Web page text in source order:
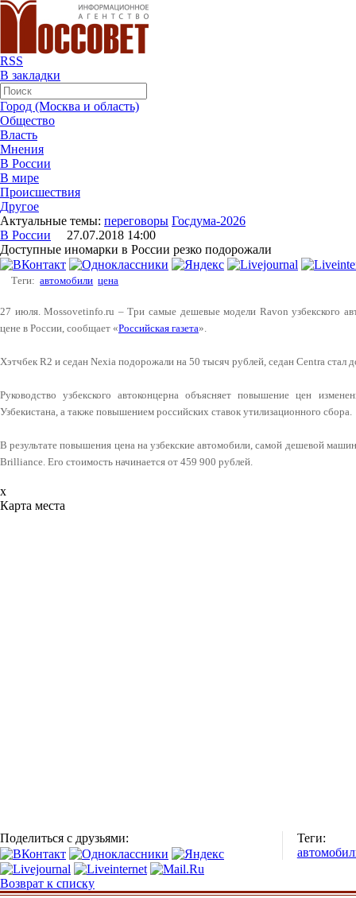
RSS
В закладки
Город (Москва и область)
Общество
Власть
Мнения
В России
В мире
Происшествия
Другое
Актуальные темы: переговоры Госдума-2026
В России 27.07.2018 14:00
Доступные иномарки в России резко подорожали
Теги: автомобили цена
27 июля. Mossovetinfo.ru – Три самые дешевые модели Ravon узбекского
цене в России, сообщает «Российская газета».
Хэтчбек R2 и седан Nexia подорожали на 50 тысяч рублей, седан Centra стал
Руководство узбекского автоконцерна объясняет повышение цен
Узбекистана, а также повышением российских ставок утилизационного сбора.
В результате повышения цена на узбекские автомобили, самой дешевой
Brilliance. Его стоимость начинается от 459 900 рублей.
x
Карта места
Поделиться с друзьями:
Теги:
Возврат к списку